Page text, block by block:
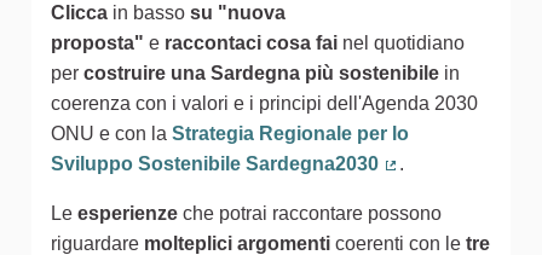
Clicca in basso su "nuova
proposta" e raccontaci cosa fai nel quotidiano
per costruire una Sardegna più sostenibile in
coerenza con i valori e i principi dell'Agenda 2030
ONU e con la Strategia Regionale per lo
Sviluppo Sostenibile Sardegna2030
.
Le esperienze che potrai raccontare possono
riguardare molteplici argomenti coerenti con le tre